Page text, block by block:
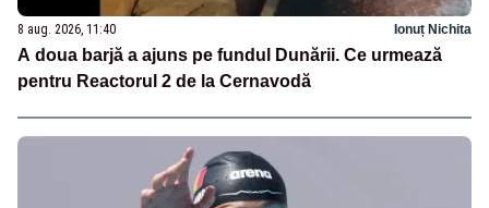
8 aug. 2026, 11:40 Ionuț Nichita
A doua barjă a ajuns pe fundul Dunării. Ce urmează
pentru Reactorul 2 de la Cernavodă